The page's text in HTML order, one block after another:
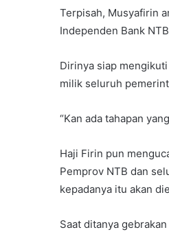
Terpisah, Musyafirin
Independen Bank
Dirinya siap
milik seluruh
“Kan ada tahapan
Haji Firin pun
Pemprov NTB dan
kepadanya itu akan
Saat ditanya